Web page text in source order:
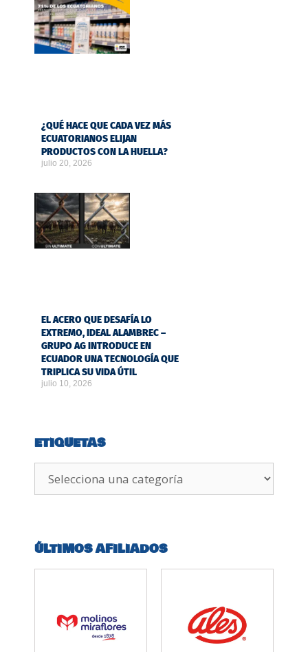
¿QUÉ HACE QUE CADA VEZ MÁS
ECUATORIANOS ELIJAN
PRODUCTOS CON LA HUELLA?
julio 20, 2026
EL ACERO QUE DESAFÍA LO
EXTREMO, IDEAL ALAMBREC –
GRUPO AG INTRODUCE EN
ECUADOR UNA TECNOLOGÍA QUE
TRIPLICA SU VIDA ÚTIL
julio 10, 2026
ETIQUETAS
ÚLTIMOS AFILIADOS